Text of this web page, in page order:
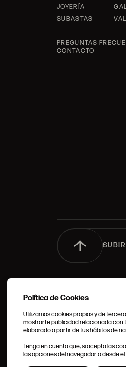
JOYERÍA
SUBASTAS
PREGUNTAS
CONTACTO
SUBIR
Política de Cookies
Utilizamos cookies propias y de
mostrarte publicidad relacionada con
elaborado a partir de tus hábitos de
Tenga en cuenta que, si acepta las
las opciones del navegador o desde